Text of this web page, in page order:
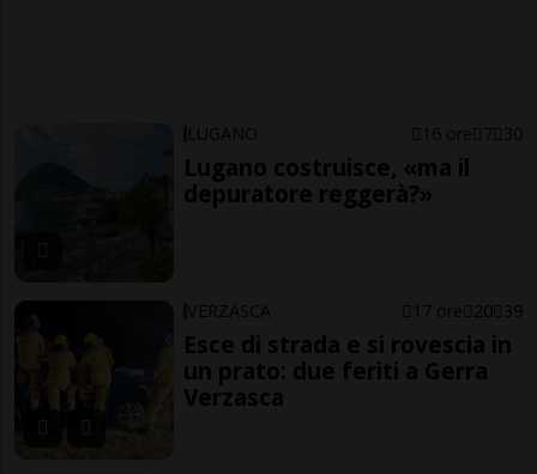
LUGANO 16 ore 7 30
Lugano costruisce, «ma il
depuratore reggerà?»
VERZASCA 17 ore 20 39
Esce di strada e si rovescia in
un prato: due feriti a Gerra
Verzasca